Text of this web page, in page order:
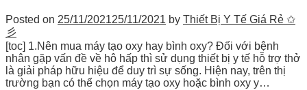
Posted on 25/11/202125/11/2021 by Thiết Bị Y Tế Giá Rẻ ✩
彡
[toc] 1.Nên mua máy tạo oxy hay bình oxy? Đối với bệnh
nhân gặp vấn đề về hô hấp thì sử dụng thiết bị y tế hỗ trợ thở
là giải pháp hữu hiệu để duy trì sự sống. Hiện nay, trên thị
trường bạn có thể chọn máy tạo oxy hoặc bình oxy y…